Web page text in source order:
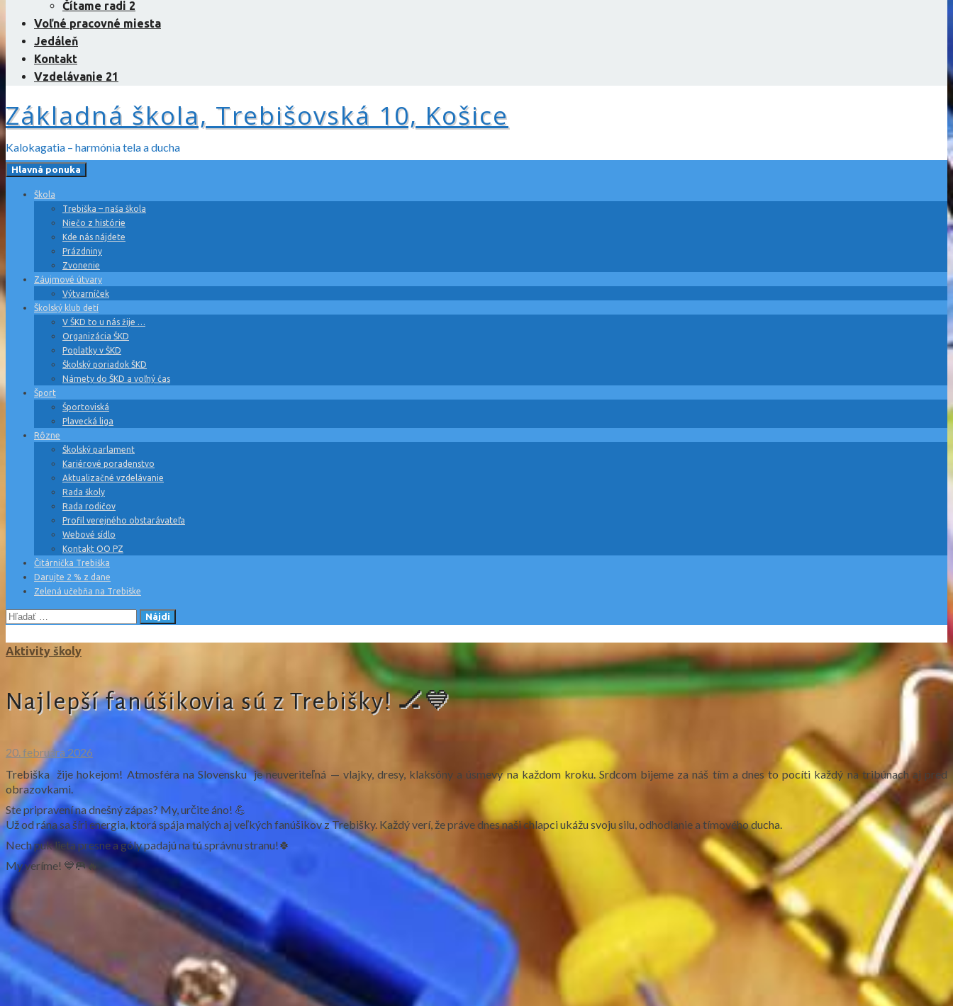
Čítame radi 2
Voľné pracovné miesta
Jedáleň
Kontakt
Vzdelávanie 21
Základná škola, Trebišovská 10, Košice
Kalokagatia – harmónia tela a ducha
Hlavná ponuka
Škola
Trebiška – naša škola
Niečo z histórie
Kde nás nájdete
Prázdniny
Zvonenie
Záujmové útvary
Výtvarníček
Školský klub detí
V ŠKD to u nás žije …
Organizácia ŠKD
Poplatky v ŠKD
Školský poriadok ŠKD
Námety do ŠKD a voľný čas
Šport
Športoviská
Plavecká liga
Rôzne
Školský parlament
Kariérové poradenstvo
Aktualizačné vzdelávanie
Rada školy
Rada rodičov
Profil verejného obstarávateľa
Webové sídlo
Kontakt OO PZ
Čitárnička Trebiška
Darujte 2 % z dane
Zelená učebňa na Trebiške
Hľadať:
Aktivity školy
Najlepší fanúšikovia sú z Trebišky! 🏒💙
20. februára 2026
Trebiška žije hokejom! Atmosféra na Slovensku je neuveriteľná — vlajky, dresy, klaksóny a úsmevy na každom kroku. Srdcom bijeme za náš tím a dnes to pocíti každý na tribúnach aj pred
obrazovkami.
Ste pripravení na dnešný zápas? My, určite áno! 💪
Už od rána sa šíri energia, ktorá spája malých aj veľkých fanúšikov z Trebišky. Každý verí, že práve dnes naši chlapci ukážu svoju silu, odhodlanie a tímového ducha.
Nech puk lieta presne a góly padajú na tú správnu stranu!🍀
My veríme! 💙🥅🔥